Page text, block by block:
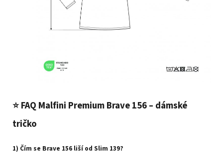
⭐FAQ Malfini Premium Brave 156 – dámské
tričko
1) Čím se Brave 156 liší od Slim 139?